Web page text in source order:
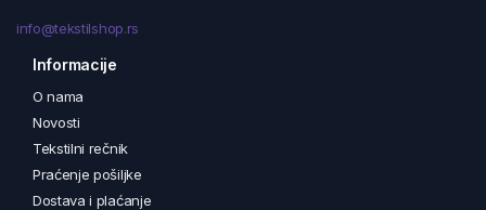
info@tekstilshop.rs
Informacije
O nama
Novosti
Tekstilni rečnik
Praćenje pošiljke
Dostava i plaćanje